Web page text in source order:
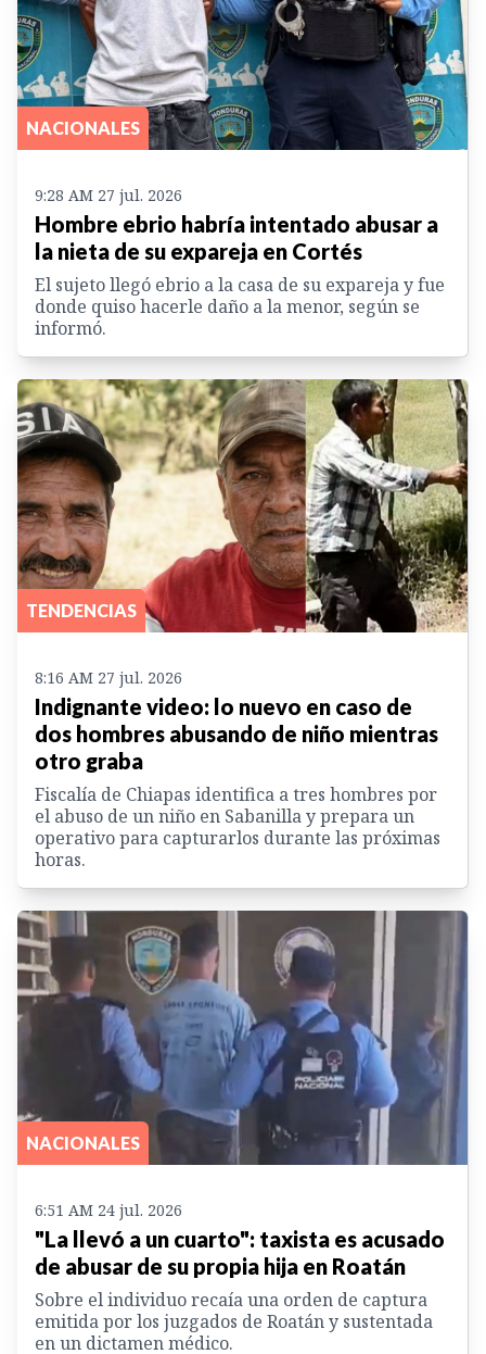
NACIONALES
9:28 AM 27 jul. 2026
Hombre ebrio habría intentado abusar a
la nieta de su expareja en Cortés
El sujeto llegó ebrio a la casa de su expareja y fue
donde quiso hacerle daño a la menor, según se
informó.
TENDENCIAS
8:16 AM 27 jul. 2026
Indignante video: lo nuevo en caso de
dos hombres abusando de niño mientras
otro graba
Fiscalía de Chiapas identifica a tres hombres por
el abuso de un niño en Sabanilla y prepara un
operativo para capturarlos durante las próximas
horas.
NACIONALES
6:51 AM 24 jul. 2026
"La llevó a un cuarto": taxista es acusado
de abusar de su propia hija en Roatán
Sobre el individuo recaía una orden de captura
emitida por los juzgados de Roatán y sustentada
en un dictamen médico.